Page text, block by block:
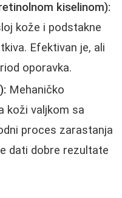
kiselinom):
kože i podstakne
Efektivan je, ali
oporavka.
Mehaničko
koži valjkom sa
proces zarastanja
dati dobre rezultate